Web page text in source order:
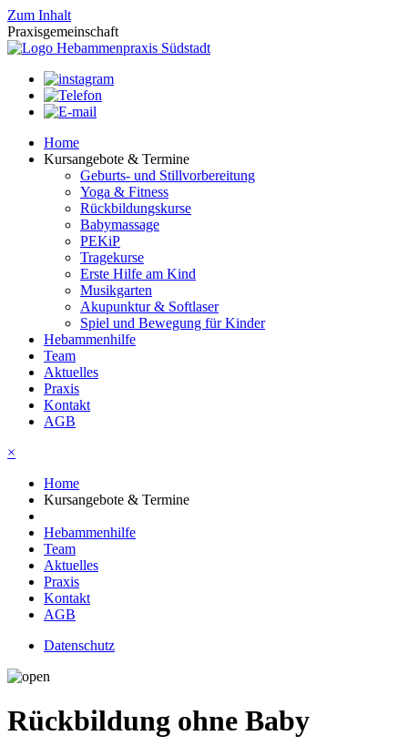
Zum Inhalt
Praxisgemeinschaft
Home
Kursangebote & Termine
Geburts- und Stillvorbereitung
Yoga & Fitness
Rückbildungskurse
Babymassage
PEKiP
Tragekurse
Erste Hilfe am Kind
Musikgarten
Akupunktur & Softlaser
Spiel und Bewegung für Kinder
Hebammenhilfe
Team
Aktuelles
Praxis
Kontakt
AGB
×
Home
Kursangebote & Termine
Hebammenhilfe
Team
Aktuelles
Praxis
Kontakt
AGB
Datenschutz
Rückbildung ohne Baby